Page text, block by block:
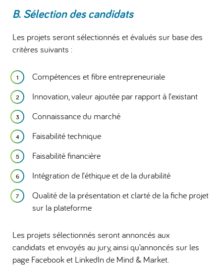
B. Sélection des candidats
Les projets seront sélectionnés et évalués sur base des
critères suivants :
Compétences et fibre entrepreneuriale
Innovation, valeur ajoutée par rapport à l’existant
Connaissance du marché
Faisabilité technique
Faisabilité financière
Intégration de l’éthique et de la durabilité
Qualité de la présentation et clarté de la fiche projet
sur la plateforme
Les projets sélectionnés seront annoncés aux
candidats et envoyés au jury, ainsi qu’annoncés sur les
page Facebook et LinkedIn de Mind & Market.